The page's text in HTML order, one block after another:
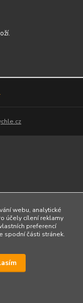
webu, analytické
účely cílení reklamy
preferencí
spodní části stránek.